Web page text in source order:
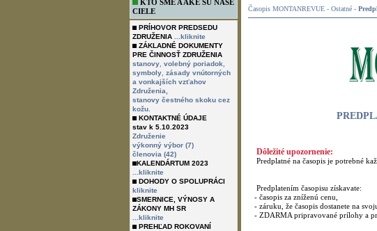
KTO SME A AKÉ SÚ NAŠE
CIELE
PRÍHOVOR PREDSEDU
ZDRUŽENIA
...kliknite
ZÁKLADNÉ DOKUMENTY
PRE ČINNOSŤ ZDRUŽENIA
stanovy, volebný poriadok
symboly, zásady vnútorných
a vonkajších vzťahov
Združenia,
stanovy čestného skoku cez
kožu.
KONTAKTNÉ ÚDAJE
stav k 5.10.2023
Združenie
výkonný výbor (7)
členovia (42)
KALENDÁRTUM 2023
...kliknite
DOHODY O SPOLUPRÁCI
kliknite
SMERNICE, VÝNOSY A
ZÁKONY MH SR
...kliknite
PREHĽAD ROKOVANÍ
Časopis MONTANREVUE - Ostatné -
Dôležité upozornenie:
Predplatné na časopis je potrebné
Predplatením časopisu získavate:
- časopis za zníženú cenu,
- záruku, že časopis dostanete na
- ZDARMA pripravované prílohy a